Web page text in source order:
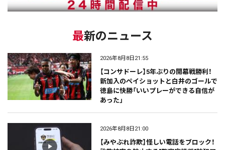
最新のニュース
2026年8月8日21:55
【コンサドーレ】5年ぶりの開幕戦勝利！
新加入のペイショットと白井のゴールで
徳島に快勝「いいプレーができる自信が
あった」
2026年8月8日21:00
【みやぶれ詐欺】怪しい電話をブロック！